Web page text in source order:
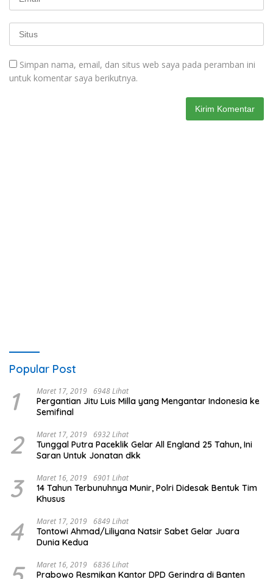
Simpan nama, email, dan situs web saya pada peramban ini
untuk komentar saya berikutnya.
Popular Post
1 Maret 17, 2019 6948 Lihat
Pergantian Jitu Luis Milla yang Mengantar Indonesia ke
Semifinal
2 Maret 17, 2019 6932 Lihat
Tunggal Putra Paceklik Gelar All England 25 Tahun, Ini
Saran Untuk Jonatan dkk
3 Maret 16, 2019 6901 Lihat
14 Tahun Terbunuhnya Munir, Polri Didesak Bentuk Tim
Khusus
4 Maret 17, 2019 6849 Lihat
Tontowi Ahmad/Liliyana Natsir Sabet Gelar Juara
Dunia Kedua
Maret 16, 2019 6836 Lihat
Prabowo Resmikan Kantor DPD Gerindra di Banten